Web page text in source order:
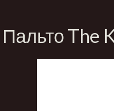
Пальто The